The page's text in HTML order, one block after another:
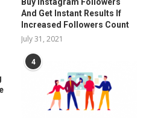
And Get Instant Results If
Increased Followers Count
July 31, 2021
4